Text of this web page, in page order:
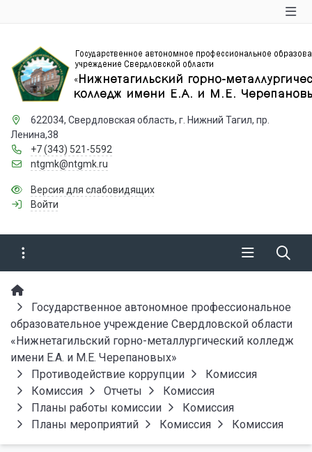
622034, Свердловская область, г. Нижний Тагил, пр.
Ленина,38
+7 (343) 521-5592
ntgmk@ntgmk.ru
Версия для слабовидящих
Войти
Государственное автономное профессиональное
образовательное учреждение Свердловской области
«Нижнетагильский горно-металлургический колледж
имени Е.А. и М.Е. Черепановых»
Противодействие коррупции
Комиссия
Комиссия
Отчеты
Комиссия
Планы работы комиссии
Комиссия
Планы мероприятий
Комиссия Комиссия